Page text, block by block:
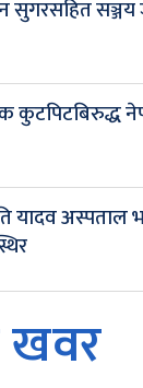
सुगरसहित
कुटपिटबिरुद्ध
यादव अस्पताल
खवर